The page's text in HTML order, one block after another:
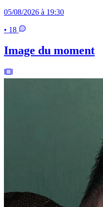
05/08/2026 à 19:30
• 18
Image du moment